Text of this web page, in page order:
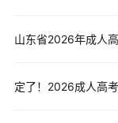
山东省2026年成人
定了！2026成人高